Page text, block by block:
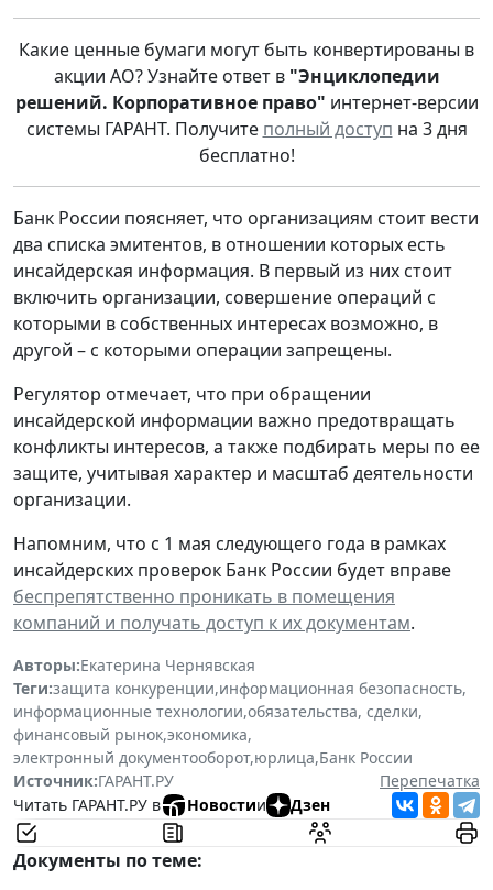
Какие ценные бумаги могут быть конвертированы в
акции АО? Узнайте ответ в "Энциклопедии
решений. Корпоративное право" интернет-версии
системы ГАРАНТ. Получите полный доступ на 3 дня
бесплатно!
Банк России поясняет, что организациям стоит вести
два списка эмитентов, в отношении которых есть
инсайдерская информация. В первый из них стоит
включить организации, совершение операций с
которыми в собственных интересах возможно, в
другой – с которыми операции запрещены.
Регулятор отмечает, что при обращении
инсайдерской информации важно предотвращать
конфликты интересов, а также подбирать меры по ее
защите, учитывая характер и масштаб деятельности
организации.
Напомним, что с 1 мая следующего года в рамках
инсайдерских проверок Банк России будет вправе
беспрепятственно проникать в помещения
компаний и получать доступ к их документам.
Авторы:Екатерина Чернявская
Теги:защита конкуренции,информационная безопасность,
информационные технологии,обязательства, сделки,
финансовый рынок,экономика,
электронный документооборот,юрлица,Банк России
Источник:ГАРАНТ.РУ
Перепечатка
Читать ГАРАНТ.РУ в
Новостии Дзен
Документы по теме: